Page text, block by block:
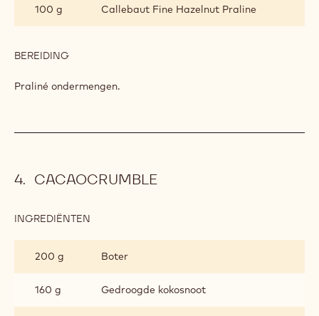
PRALINÉ
100 g Callebaut Fine Hazelnut Praline
BEREIDING
MET
PRALINÉ
Praliné ondermengen.
CACAOCRUMBLE
INGREDIËNTEN
200 g
Boter
160 g Gedroogde kokosnoot